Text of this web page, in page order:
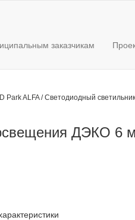
заказчикам
Park ALFA/Светодиодный
ДЭКО 6